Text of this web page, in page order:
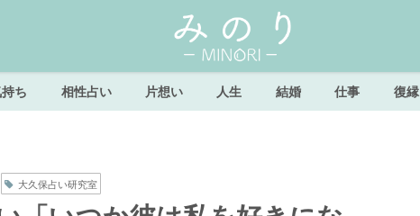
ち 相性占い 片想い 人生 結婚 仕事 復縁
大久保占い研究室